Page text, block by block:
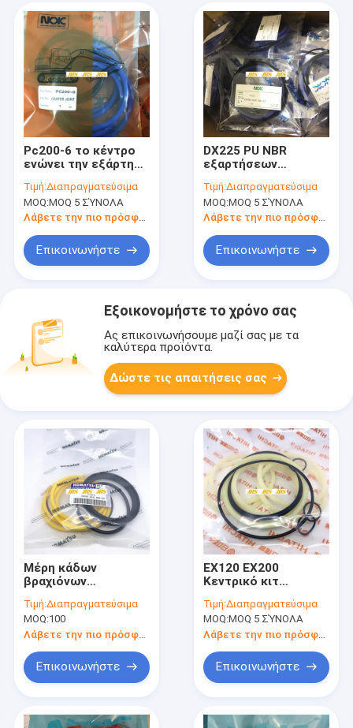
Pc200-6 το κέντρο
ενώνει την εξάρτηση
βαλβίδων ελέγχου
εξαρτήσεων
σφραγίδων
βραχιόνων
βραχιόνων
σφραγίδων ΓΙΑ τη
Τιμή:Διαπραγματεύσιμα
MOQ:MOQ 5 ΣΎΝΟΛΑ
Λάβετε την πιο πρόσφατη τιμή
Επικοινωνήστε
DX225 PU NBR
εξαρτήσεων
ελαίου του
υδραυλικού Jack
προσαρμοσμένο
Τιμή:Διαπραγματεύσιμα
MOQ:MOQ 5 ΣΎΝΟΛΑ
Λάβετε την πιο πρόσφατη τιμή
Επικοινωνήστε
Εξοικονομήστε το χρόνο σας
Ας επικοινωνήσουμε μαζί σας με τα
καλύτερα προϊόντα.
Δώστε τις απαιτήσεις σας
Μέρη κάδων
βραχιόνων
εξαρτήσεων
κεντρικών κοινά
σφραγίδων PC120
PC200 E120B
Τιμή:Διαπραγματεύσιμα
MOQ:100
Λάβετε την πιο πρόσφατη τιμή
Επικοινωνήστε
EX120 EX200
Κεντρικό κιτ
κιτ στεγανοποίησης
βραχίονας κάδος
κάδος κυλίνδρου κιτ
στεγανοποίησης
βαλβίδας ελέγχου
κιτ στεγανοποίησης
Τιμή:Διαπραγματεύσιμα
MOQ:MOQ 5 ΣΎΝΟΛΑ
Επικοινωνήστε